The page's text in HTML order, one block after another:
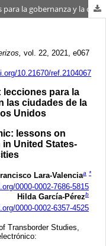
Las fronteras de la pandemia: lecciones para la gobernanza y la cooperación en las ciudades de la frontera México-Estados Unidos